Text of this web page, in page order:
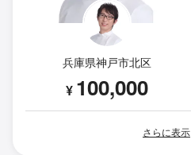
兵庫県神戸市北区
¥ 100,000
さらに表示